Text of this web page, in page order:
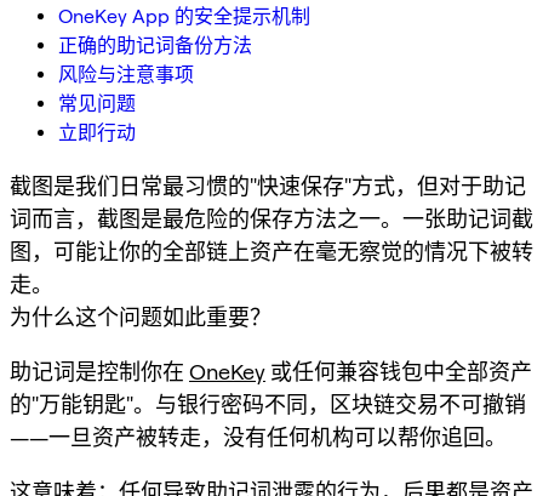
OneKey App 的安全提示机制
正确的助记词备份方法
风险与注意事项
常见问题
立即行动
截图是我们日常最习惯的"快速保存"方式，但对于助记
词而言，截图是最危险的保存方法之一。一张助记词截
图，可能让你的全部链上资产在毫无察觉的情况下被转
走。
为什么这个问题如此重要？
助记词是控制你在 OneKey 或任何兼容钱包中全部资产
的"万能钥匙"。与银行密码不同，区块链交易不可撤销
——一旦资产被转走，没有任何机构可以帮你追回。